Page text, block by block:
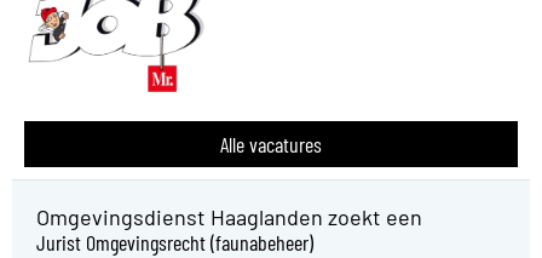
Alle vacatures
Omgevingsdienst Haaglanden zoekt een
Jurist Omgevingsrecht (faunabeheer)